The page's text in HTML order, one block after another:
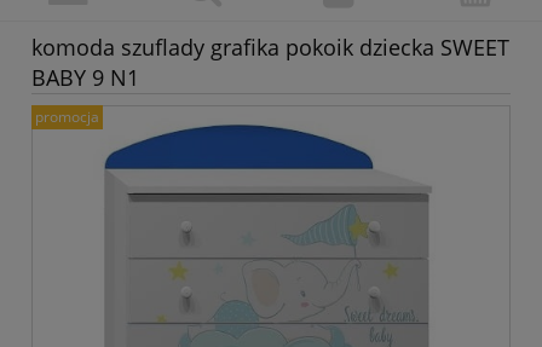
komoda szuflady grafika pokoik dziecka SWEET
BABY 9 N1
promocja